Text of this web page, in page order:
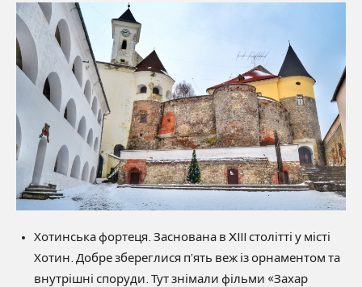
Хотинська фортеця. Заснована в XIII столітті у місті
Хотин. Добре збереглися п’ять веж із орнаментом та
внутрішні споруди. Тут знімали фільми «Захар